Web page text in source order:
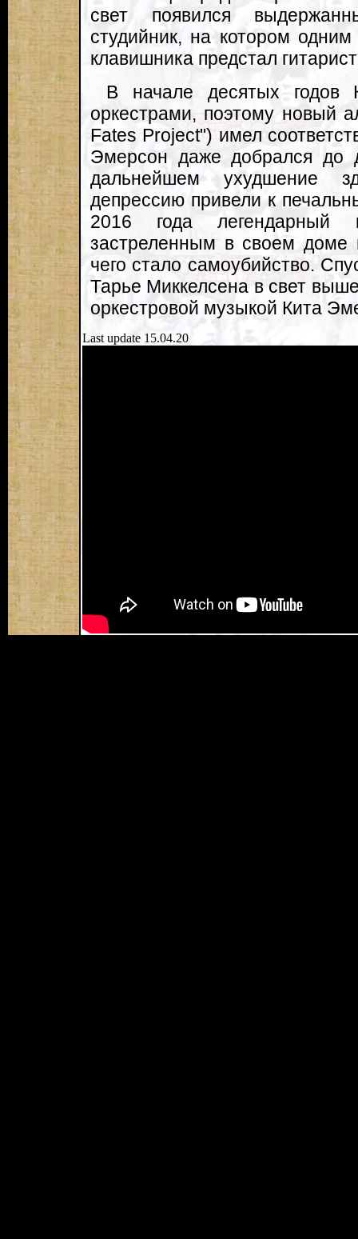
свет появился
студийник, на котором
клавишника предстал
В начале десятых годов
оркестрами, поэтому новый
Fates Project") имел
Эмерсон даже добрался до
дальнейшем ухудшение
депрессию привели к
2016 года легендарный
застреленным в своем доме
чего стало самоубийство.
Тарье Миккелсена в свет
оркестровой музыкой Кита
Last update 15.04.20